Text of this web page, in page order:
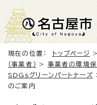
現在の位置： トップページ
（事業者）
> 事業者の環境
SDGsグリーンパートナーズ
のご案内